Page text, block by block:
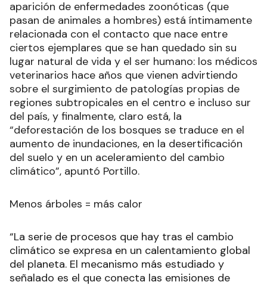
aparición de enfermedades zoonóticas (que
pasan de animales a hombres) está íntimamente
relacionada con el contacto que nace entre
ciertos ejemplares que se han quedado sin su
lugar natural de vida y el ser humano: los médicos
veterinarios hace años que vienen advirtiendo
sobre el surgimiento de patologías propias de
regiones subtropicales en el centro e incluso sur
del país, y finalmente, claro está, la
“deforestación de los bosques se traduce en el
aumento de inundaciones, en la desertificación
del suelo y en un aceleramiento del cambio
climático”, apuntó Portillo.
Menos árboles = más calor
“La serie de procesos que hay tras el cambio
climático se expresa en un calentamiento global
del planeta. El mecanismo más estudiado y
señalado es el que conecta las emisiones de